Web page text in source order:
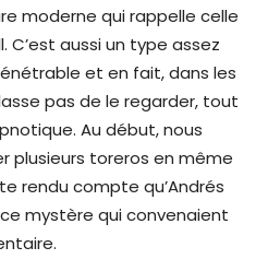
moderne qui rappelle celle
C’est aussi un type assez
et en fait, dans les
pas de le regarder, tout
Au début, nous
plusieurs toreros en même
rendu compte qu’Andrés
mystère qui convenaient